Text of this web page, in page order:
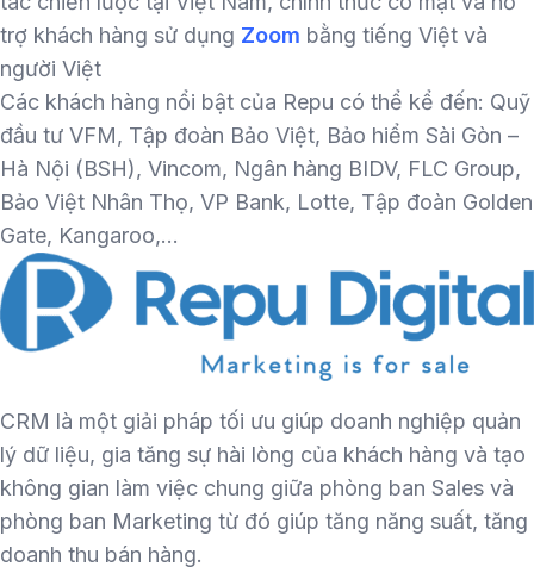
trợ khách hàng sử dụng Zoom bằng tiếng Việt và
người Việt
Các khách hàng nổi bật của Repu có thể kể đến: Quỹ
đầu tư VFM, Tập đoàn Bảo Việt, Bảo hiểm Sài Gòn –
Hà Nội (BSH), Vincom, Ngân hàng BIDV, FLC Group,
Bảo Việt Nhân Thọ, VP Bank, Lotte, Tập đoàn Golden
Gate, Kangaroo,…
CRM là một giải pháp tối ưu giúp doanh nghiệp quản
lý dữ liệu, gia tăng sự hài lòng của khách hàng và tạo
không gian làm việc chung giữa phòng ban Sales và
phòng ban Marketing từ đó giúp tăng năng suất, tăng
doanh thu bán hàng.